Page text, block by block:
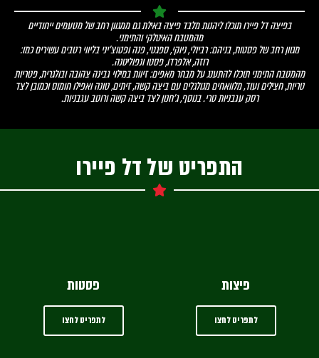
בפיצה דל פיירו תוכלו ליהנות מלבד פיצה באילת גם ממגוון רחב של מטעמים ייחודיים
מהמטבח האיטלקי והתימני.
מגוון רחב של פסטות, בניהם: רביולי, ניוקי, ספגטי, פנה ופטוצ'יני בליווי רטבים עשירים כמו:
רוזה, אלפרדו, פסטו ונפוליטנה.
מהמטבח התימני תוכלו להתענג על מבחר מאפים: זיוות במילוי גבינה צהובה ובולגרית, פטריות
טריות, חצילים ועוד, מלוואחים מגולגלים עם ביצה קשה, זיתים, טונה ואפילו חומוס וכמובן לצד
רסק עגבניות טרי. בנוסף, ג’חנון לצד ביצה קשה ורוטב עגבניות.
התפריט של דל פיירו
פיצות
לתפריט לחצו
פסטות
לתפריט לחצו